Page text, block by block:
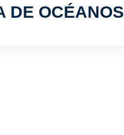
DE OCÉANOS